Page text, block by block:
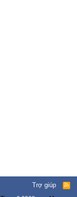
Trợ giúp
R